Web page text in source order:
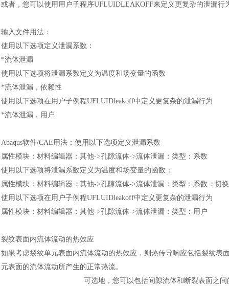
或者，您可以使用用户子程序UFLUIDLEAKOFF来定义更复杂的泄漏行
输入文件用法 ：
使用以下选项定义泄漏系数 ：
*流体泄漏
使用以下选项将泄漏系数定义为温度和场变量的函数
*流体泄漏，依赖性
使用以下选项在用户子例程UFLUIDleakoff中定义更复杂的泄漏行为
*流体泄漏，用户
Abaqus软件/CAE用法 ： 使用以下选项定义泄漏系数
属性模块 ： 材料编辑器 ： 其他->孔隙流体->流体泄漏 ： 类型 ： 系数
使用以下选项将泄漏系数定义为温度和场变量的函数 ：
属性模块 ： 材料编辑器 ： 其他->孔隙流体->流体泄漏 ： 类型 ： 系数 ： 切
使用以下选项在用户子例程UFLUIDleakoff中定义更复杂的泄漏行为
属性模块 ： 材料编辑器 ： 其他->孔隙流体->流体泄漏 ： 类型 ： 用户
裂纹表面内流体流动的热效应
如果考虑裂纹单元表面内流体流动的热效应，则热传导响应包括裂纹
元表面的流体流动所产生的正常热流。
可选地，您可以包括间隙流体和断裂表面之